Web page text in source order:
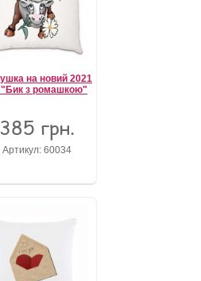
на новий 2021
"Бик з ромашкою"
385 грн.
Артикул: 60034